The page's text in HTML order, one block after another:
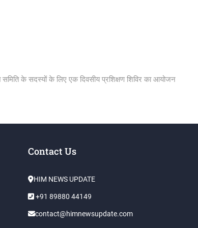
के सदस्यों के लिए एक दिवसीय प्रशिक्षण शिविर का आयोजन
Contact Us
HIM NEWS UPDATE
+91 89880 44149
contact@himnewsupdate.com